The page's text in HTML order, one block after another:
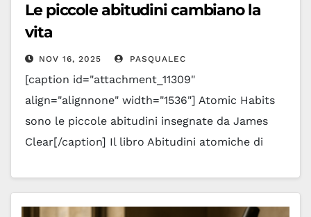
Le piccole abitudini cambiano la
vita
NOV 16, 2025 PASQUALEC
[caption id="attachment_11309"
align="alignnone" width="1536"] Atomic Habits
sono le piccole abitudini insegnate da James
Clear[/caption] Il libro Abitudini atomiche di